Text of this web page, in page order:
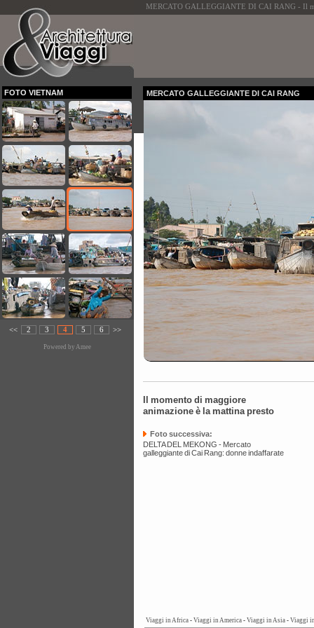
MERCATO GALLEGGIANTE DI CAI RANG - Il
FOTO VIETNAM
<< 2 3 4 5 6 >>
Powered by Amee
MERCATO GALLEGGIANTE DI CAI RANG
Il momento di maggiore
animazione è la mattina presto
Foto successiva:
DELTA DEL MEKONG - Mercato
galleggiante di Cai Rang: donne indaffarate
Viaggi in Africa - Viaggi in America - Viaggi in Asia - Viaggi